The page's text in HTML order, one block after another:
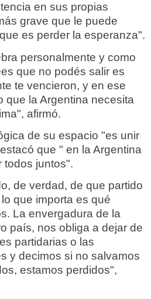
en sus propias
grave que le puede
es perder la esperanza".
personalmente y como
que no podés salir es
te vencieron, y en ese
que la Argentina necesita
afirmó.
de su espacio "es unir
que " en la Argentina
todos juntos".
de verdad, de que partido
que importa es qué
La envergadura de la
país, nos obliga a dejar de
partidarias o las
y decimos si no salvamos
estamos perdidos",